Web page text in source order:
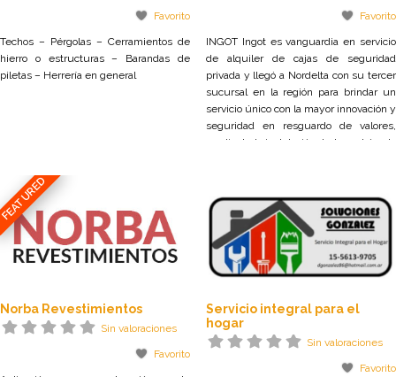
Favorito
Techos – Pérgolas – Cerramientos de
hierro o estructuras – Barandas de
piletas – Herrería en general
Favorito
INGOT Ingot es vanguardia en servicio
de alquiler de cajas de seguridad
privada y llegó a Nordelta con su tercer
sucursal en la región para brindar un
servicio único con la mayor innovación y
seguridad en resguardo de valores,
mediante la instalación de la 1er bóveda
FEATURED
Norba Revestimientos
Sin valoraciones
Favorito
Servicio integral para el
hogar
Sin valoraciones
Favorito